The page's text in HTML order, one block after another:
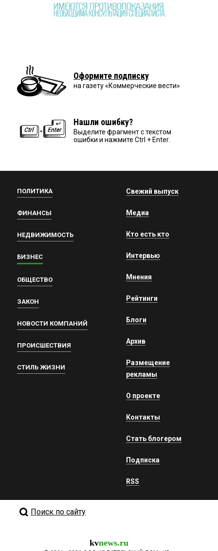
Оформите подписку
на газету «Коммерческие вести»
Нашли ошибку?
Выделите фрагмент с текстом
ошибки и нажмите Ctrl + Enter.
ПОЛИТИКА
ФИНАНСЫ
НЕДВИЖИМОСТЬ
БИЗНЕС
ОБЩЕСТВО
ЗАКОН
НОВОСТИ КОМПАНИЙ
ПРОИСШЕСТВИЯ
СТИЛЬ ЖИЗНИ
Свежий выпуск
Медиа
Кто есть кто
Интервью
Мнения
Рейтинги
Блоги
Архив
Размещение
рекламы
О проекте
Контакты
Стать блогером
Подписка
RSS
Поиск по сайту
kvnews.ru